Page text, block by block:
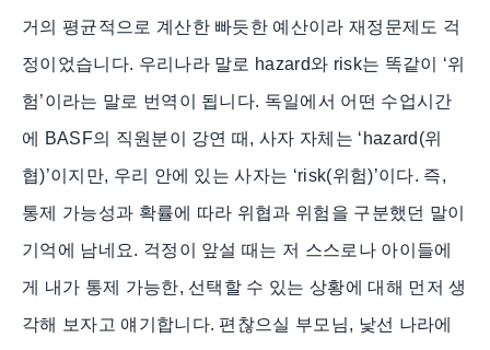
거의 평균적으로 계산한 빠듯한 예산이라 재정문제도 걱
정이었습니다. 우리나라 말로 hazard와 risk는 똑같이 ‘위
험’이라는 말로 번역이 됩니다. 독일에서 어떤 수업시간
에 BASF의 직원분이 강연 때, 사자 자체는 ‘hazard(위
협)’이지만, 우리 안에 있는 사자는 ‘risk(위험)’이다. 즉,
통제 가능성과 확률에 따라 위협과 위험을 구분했던 말이
기억에 남네요. 걱정이 앞설 때는 저 스스로나 아이들에
게 내가 통제 가능한, 선택할 수 있는 상황에 대해 먼저 생
각해 보자고 얘기합니다. 편찮으실 부모님, 낯선 나라에